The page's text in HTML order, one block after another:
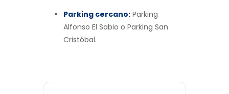
Parking cercano: Parking
Alfonso El Sabio o Parking San
Cristóbal.